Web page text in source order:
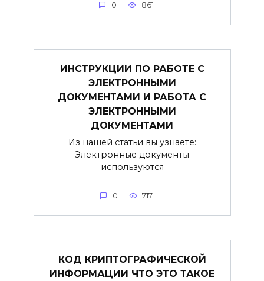
0 861
ИНСТРУКЦИИ ПО РАБОТЕ С
ЭЛЕКТРОННЫМИ
ДОКУМЕНТАМИ И РАБОТА С
ЭЛЕКТРОННЫМИ
ДОКУМЕНТАМИ
Из нашей статьи вы узнаете:
Электронные документы
используются
0 717
КОД КРИПТОГРАФИЧЕСКОЙ
ИНФОРМАЦИИ ЧТО ЭТО ТАКОЕ